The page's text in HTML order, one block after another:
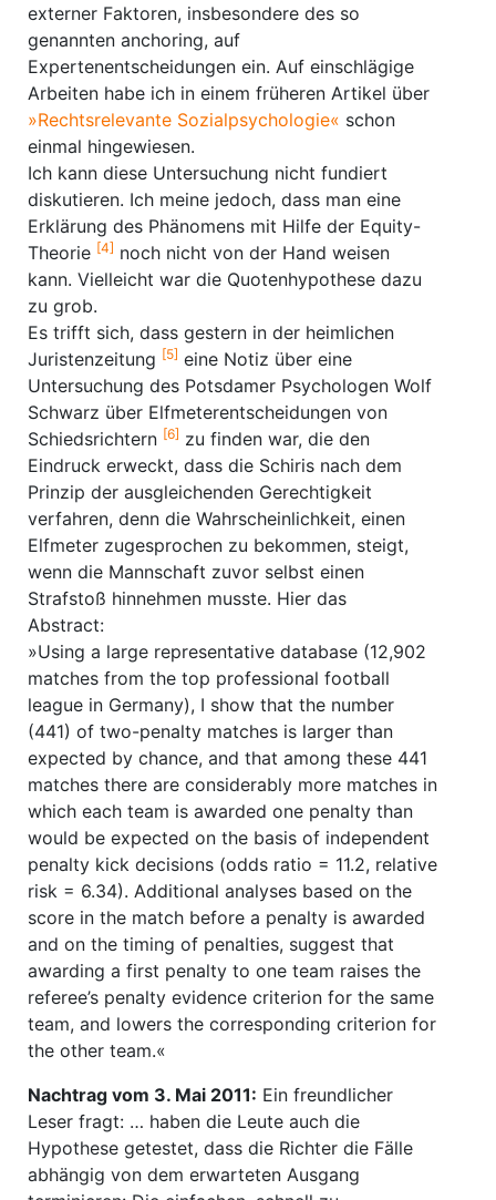
externer Faktoren, insbesondere des so
genannten anchoring, auf
Expertenentscheidungen ein. Auf einschlägige
Arbeiten habe ich in einem früheren Artikel über
»Rechtsrelevante Sozialpsychologie« schon
einmal hingewiesen.
Ich kann diese Untersuchung nicht fundiert
diskutieren. Ich meine jedoch, dass man eine
Erklärung des Phänomens mit Hilfe der Equity-
Theorie [4] noch nicht von der Hand weisen
kann. Vielleicht war die Quotenhypothese dazu
zu grob.
Es trifft sich, dass gestern in der heimlichen
Juristenzeitung [5] eine Notiz über eine
Untersuchung des Potsdamer Psychologen Wolf
Schwarz über Elfmeterentscheidungen von
Schiedsrichtern [6] zu finden war, die den
Eindruck erweckt, dass die Schiris nach dem
Prinzip der ausgleichenden Gerechtigkeit
verfahren, denn die Wahrscheinlichkeit, einen
Elfmeter zugesprochen zu bekommen, steigt,
wenn die Mannschaft zuvor selbst einen
Strafstoß hinnehmen musste. Hier das
Abstract:
»Using a large representative database (12,902
matches from the top professional football
league in Germany), I show that the number
(441) of two-penalty matches is larger than
expected by chance, and that among these 441
matches there are considerably more matches in
which each team is awarded one penalty than
would be expected on the basis of independent
penalty kick decisions (odds ratio = 11.2, relative
risk = 6.34). Additional analyses based on the
score in the match before a penalty is awarded
and on the timing of penalties, suggest that
awarding a first penalty to one team raises the
referee’s penalty evidence criterion for the same
team, and lowers the corresponding criterion for
the other team.«
Nachtrag vom 3. Mai 2011: Ein freundlicher
Leser fragt: … haben die Leute auch die
Hypothese getestet, dass die Richter die Fälle
abhängig von dem erwarteten Ausgang